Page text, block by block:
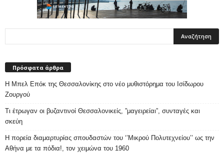
Πρόσφατα άρθρα
Η Μπελ Επόκ της Θεσσαλονίκης στο νέο μυθιστόρημα του Ισίδωρου
Ζουργού
Τι έτρωγαν οι βυζαντινοί Θεσσαλονικείς, ”μαγειρείαι”, συνταγές και
σκεύη
Η πορεία διαμαρτυρίας σπουδαστών του ‘’Μικρού Πολυτεχνείου’’ ως την
Αθήνα με τα πόδια!, τον χειμώνα του 1960